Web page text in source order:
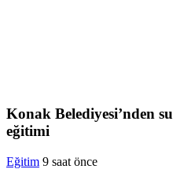
Konak Belediyesi’nden
eğitimi
Eğitim 9 saat önce